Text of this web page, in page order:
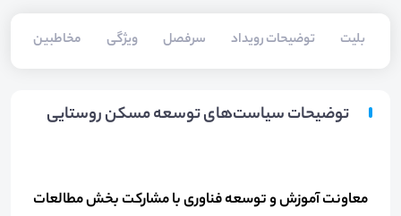
بلیت‌ توضیحات رویداد سرفصل ویژگی مخاطبین
توضیحات سیاست‌های توسعه مسکن روستایی
معاونت آموزش و توسعه فناوری با مشارکت بخش مطالعات